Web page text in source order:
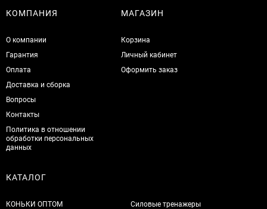
КОМПАНИЯ
О компании
Гарантия
Оплата
Доставка и сборка
Вопросы
Контакты
Политика в отношении
обработки персональных
данных
МАГАЗИН
Корзина
Личный кабинет
Оформить заказ
КАТАЛОГ
КОНЬКИ ОПТОМ
Силовые тренажеры